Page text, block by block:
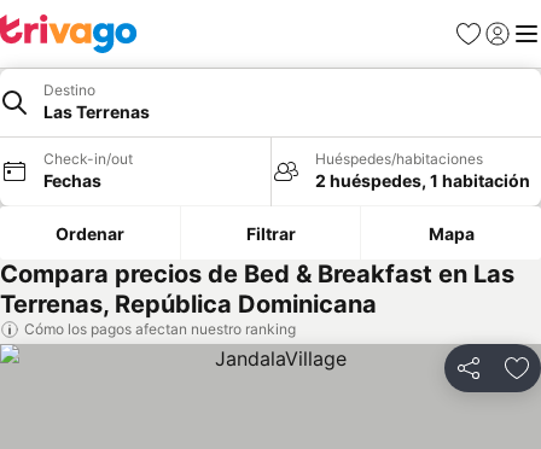
Favoritos
Iniciar
Destino
Las Terrenas
Check-in/out
Fechas
Huéspedes/habitaciones
2 huéspedes, 1 habitación
Ordenar Filtrar Mapa
Compara precios de Bed & Breakfast en Las
Terrenas, República Dominicana
Cómo los pagos afectan nuestro ranking
Compartir